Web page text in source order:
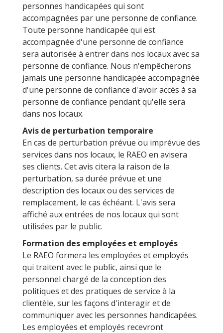
personnes handicapées qui sont
accompagnées par une personne de confiance.
Toute personne handicapée qui est
accompagnée d'une personne de confiance
sera autorisée à entrer dans nos locaux avec sa
personne de confiance. Nous n'empêcherons
jamais une personne handicapée accompagnée
d'une personne de confiance d'avoir accès à sa
personne de confiance pendant qu'elle sera
dans nos locaux.
Avis de perturbation temporaire
En cas de perturbation prévue ou imprévue des
services dans nos locaux, le RAEO en avisera
ses clients. Cet avis citera la raison de la
perturbation, sa durée prévue et une
description des locaux ou des services de
remplacement, le cas échéant. L'avis sera
affiché aux entrées de nos locaux qui sont
utilisées par le public.
Formation des employées et employés
Le RAEO formera les employées et employés
qui traitent avec le public, ainsi que le
personnel chargé de la conception des
politiques et des pratiques de service à la
clientèle, sur les façons d'interagir et de
communiquer avec les personnes handicapées.
Les employées et employés recevront